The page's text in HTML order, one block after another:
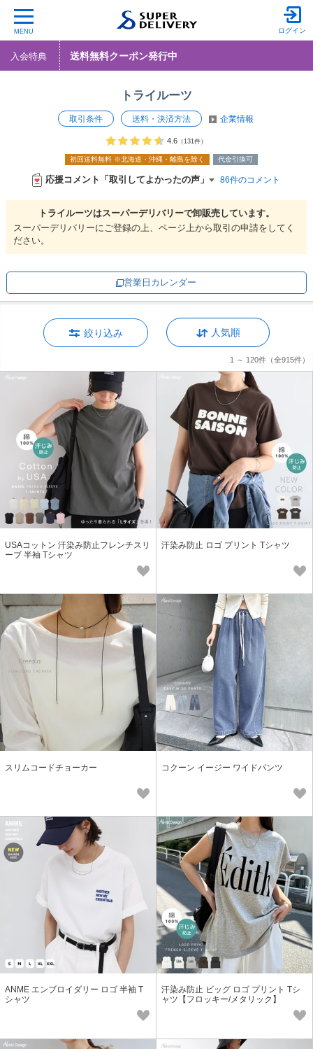
MENU ログイン
入会特典 送料無料クーポン発行中
トライルーツ
取引条件 送料・決済方法 企業情報
初回送料無料 ※北海道・沖縄・離島を除く 代金引換可
4.6（131件）
応援コメント「取引してよかったの声」 86件のコメント
トライルーツはスーパーデリバリーで卸販売しています。
スーパーデリバリーにご登録の上、ページ上から取引の申請をしてく
ださい。
営業日カレンダー
絞り込み 人気順
1 ～ 120件 （全915件）
USAコットン 汗染み防止フレンチスリ
ーブ 半袖 Tシャツ
汗染み防止 ロゴ プリント Tシャツ
スリムコードチョーカー コクーン イージー ワイドパンツ
ANME エンブロイダリー ロゴ 半袖 T
シャツ
汗染み防止 ビッグ ロゴ プリント Tシ
ャツ【フロッキー/メタリック】